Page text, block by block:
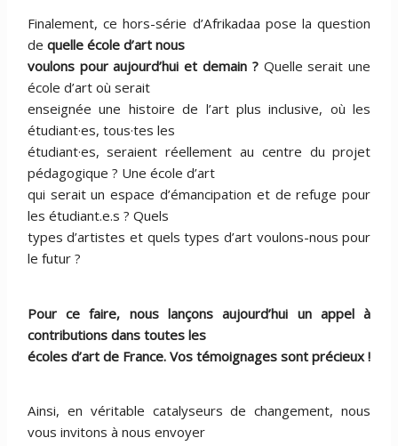
Finalement, ce hors-série d’Afrikadaa pose la question
de quelle école d’art nous
voulons pour aujourd’hui et demain ?Quelle serait une
école d’art où serait
enseignée une histoire de l’art plus inclusive, où les
étudiant·es, tous·tes les
étudiant·es, seraient réellement au centre du projet
pédagogique ? Une école d’art
qui serait un espace d’émancipation et de refuge pour
les étudiant.e.s ? Quels
types d’artistes et quels types d’art voulons-nous pour
le futur ?
Pour ce faire, nous lançons aujourd’hui un appel à
contributions dans toutes les
écoles d’art de France. Vos témoignages sont précieux !
Ainsi, en véritable catalyseurs de changement, nous
vous invitons à nous envoyer